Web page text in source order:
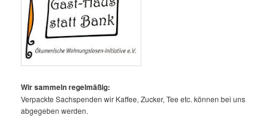
Wir sammeln regelmäßig:
Verpackte Sachspenden wir Kaffee, Zucker, Tee etc. können bei uns
abgegeben werden.